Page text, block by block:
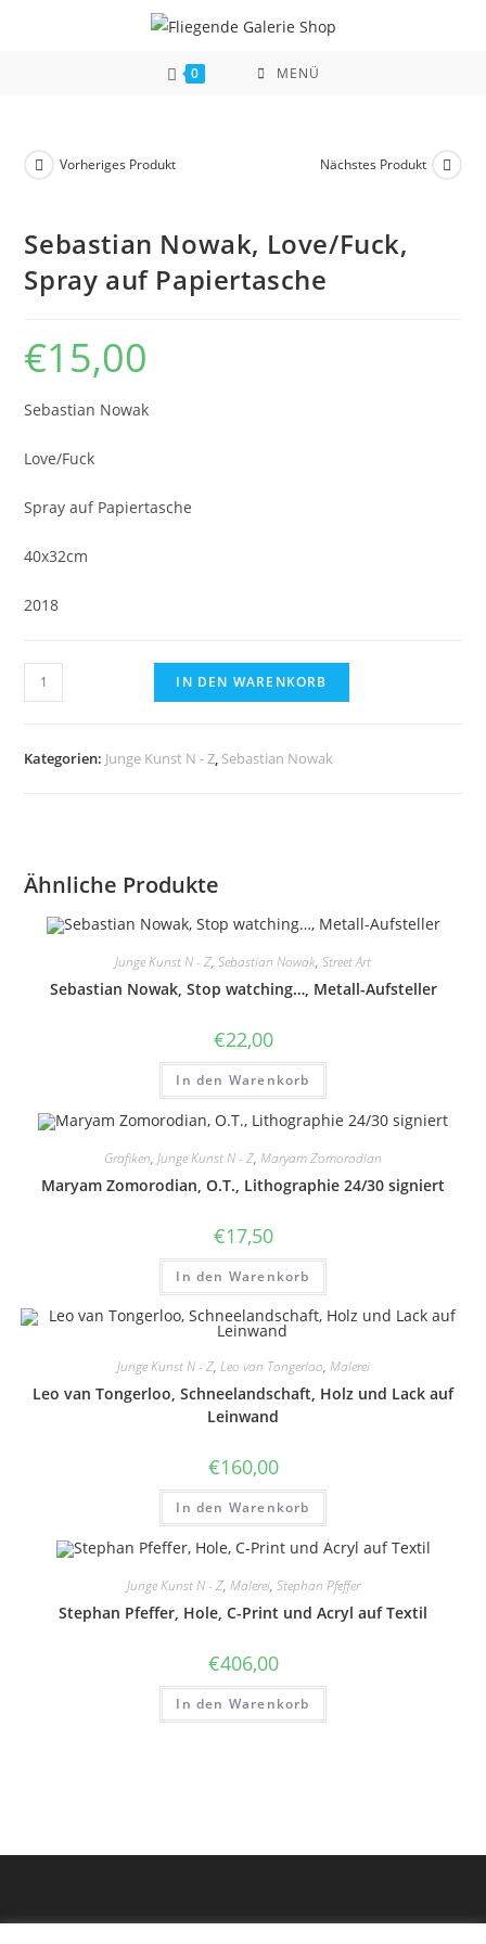
0 MENÜ
Vorheriges Produkt Nächstes Produkt
Sebastian Nowak, Love/Fuck,
Spray auf Papiertasche
€15,00
Sebastian Nowak
Love/Fuck
Spray auf Papiertasche
40x32cm
2018
Sebastian
Nowak,
Spray
IN DEN WARENKORB
Kategorien: Junge Kunst N - Z Sebastian Nowak
Ähnliche Produkte
Junge Kunst N - Z, Sebastian Nowak, Street Art
Sebastian Nowak, Stop watching…, Metall-Aufsteller
€22,00
In den Warenkorb
Grafiken, Junge Kunst N - Z, Maryam Zomorodian
Maryam Zomorodian, O.T., Lithographie 24/30 signiert
€17,50
In den Warenkorb
Junge Kunst N - Z, Leo van Tongerloo, Malerei
Leo van Tongerloo, Schneelandschaft, Holz und Lack auf
Leinwand
€160,00
In den Warenkorb
Junge Kunst N - Z, Malerei, Stephan Pfeffer
Stephan Pfeffer, Hole, C-Print und Acryl auf Textil
€406,00
In den Warenkorb